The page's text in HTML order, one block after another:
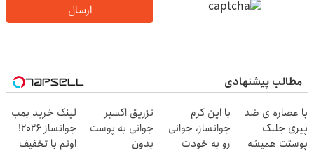
ارسال
مطالب پیشنهادی
با عصاره ی ضد
پیری جلبک
پوستت همیشه
با این کرم
جوانساز، جوانی
رو به خودت
تزریق اکسیر
جوانی به پوست
بدون
لینک خرید بمب
جوانساز 2026!
اونم با تخفیف